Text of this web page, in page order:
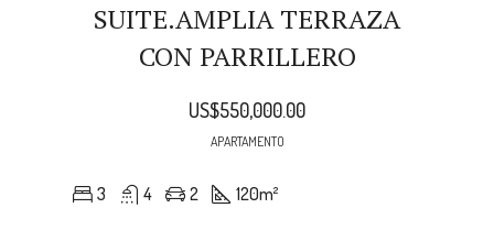
SUITE.AMPLIA TERRAZA
CON PARRILLERO
US$550,000.00
APARTAMENTO
3 4 2 120m²